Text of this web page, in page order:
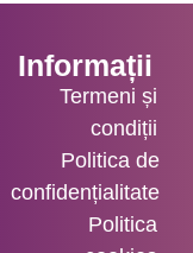
Informații
Termeni și
condiții
Politica de
confidențialitate
Politica